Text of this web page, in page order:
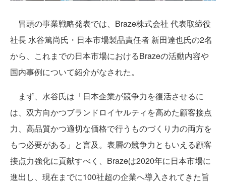
冒頭の事業戦略発表では、Braze株式会社 代表取締役
社長 水谷篤尚氏・日本市場製品責任者 新田達也氏の2名
から、これまでの日本市場におけるBrazeの活動内容や
国内事例について紹介がなされた。
まず、水谷氏は「日本企業が競争力を復活させるに
は、双方向かつブランドロイヤルティを高めた顧客接点
力、高品質かつ適切な価格で行うものづくり力の両方を
もつ必要がある」と言及。表層の競争力ともいえる顧客
接点力強化に貢献すべく、Brazeは2020年に日本市場に
進出し、現在までに100社超の企業へ導入されてきた旨